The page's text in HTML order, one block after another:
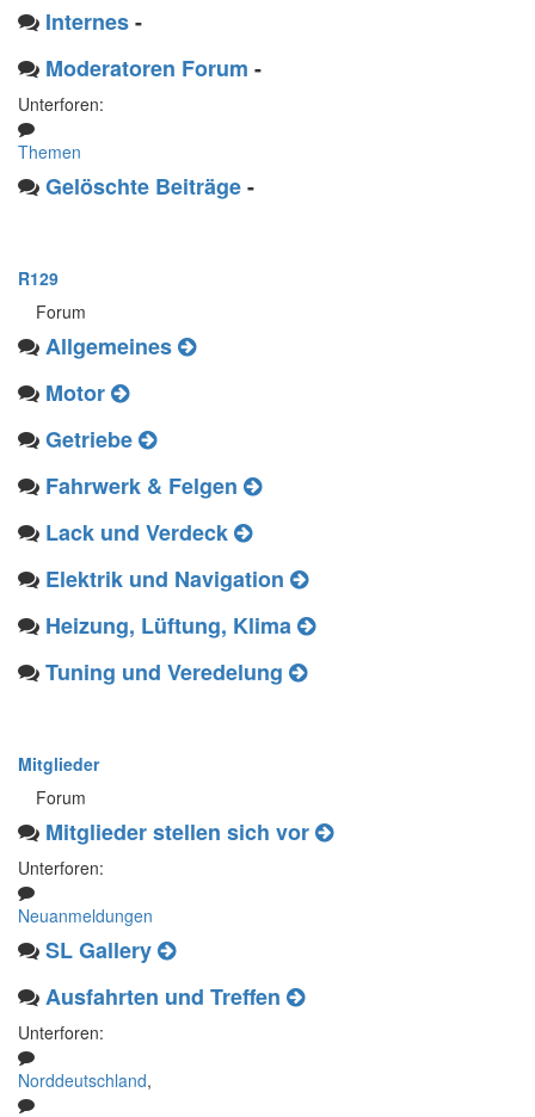
Internes-
Moderatoren Forum -
Unterforen:
Themen
Gelöschte Beiträge-
R129
Forum
Allgemeines
Motor
Getriebe
Fahrwerk & Felgen
Lack und Verdeck
Elektrik und Navigation
Heizung, Lüftung, Klima
Tuning und Veredelung
Mitglieder
Forum
Mitglieder stellen sich vor
Unterforen:
Neuanmeldungen
SL Gallery
Ausfahrten und Treffen
Unterforen:
Norddeutschland,